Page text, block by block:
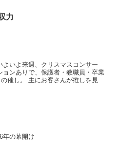
力
いよ来週、クリスマスコンサー
ンありで、保護者・教職員・卒業
催し。 主にお客さんが推しを見に
年の幕開け